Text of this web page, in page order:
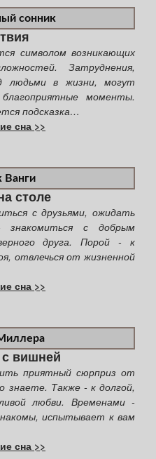
сонник
символом возникающих
Затруднения,
людьми в жизни, могут
моменты.
подсказка…
сна >>
Ванги
столе
с друзьями, ожидать
с добрым
друга. Порой - к
отвлечься от жизненной
сна >>
вишней
приятный сюрприз от
знаете. Также - к долгой,
любви. Временами -
испытывает к вам
сна >>